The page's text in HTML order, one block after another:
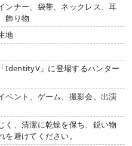
ンナー、袋帯、ネックレス、耳
飾り物
地
IdentityV」に登場するハンター
ベント、ゲーム、撮影会、出演
く、清潔に乾燥を保ち、鋭い物
を避けてください。